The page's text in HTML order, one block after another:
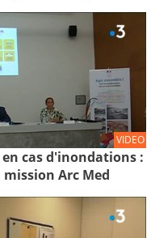
VIDEO
cas d'inondations :
Arc Med